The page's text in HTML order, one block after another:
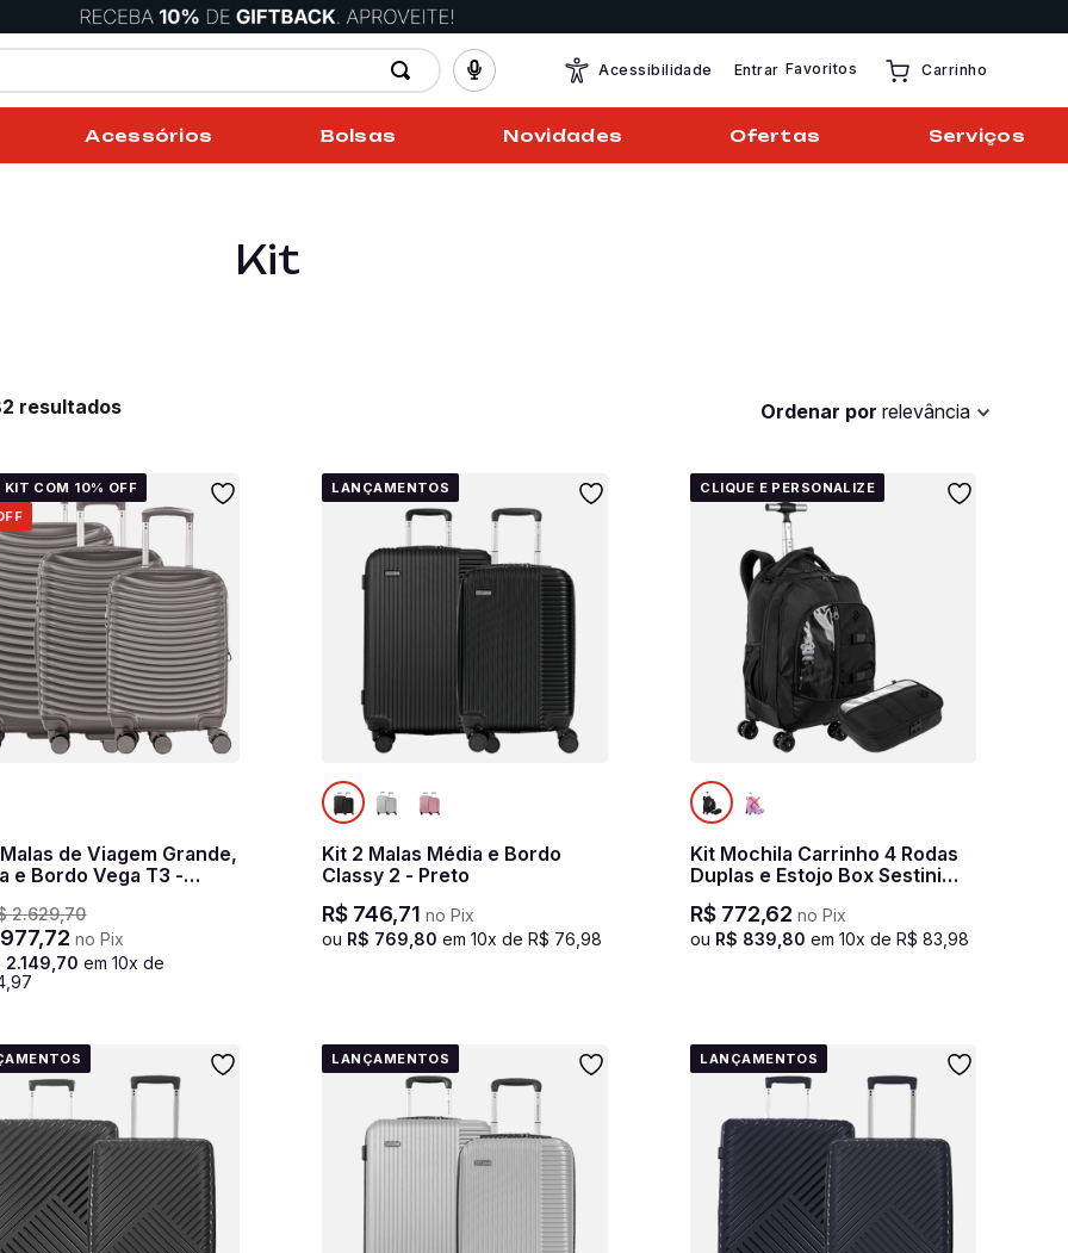
Acessibilidade Entrar Favoritos Carrinho
Acessórios Bolsas Novidades Ofertas Serviços
Kit
Ordenar por relevância
KIT COM 10% OFF
de Viagem Grande,
e Bordo Vega T3 -
2.629,70
977,72 no Pix
2.149 70 em10x de
,97
LANÇAMENTOS
Kit 2 Malas Média e Bordo
Classy 2 - Preto
R$ 746,71 no Pix
ou R$ 769 80 em10x deR$ 76 ,98
CLIQUE E PERSONALIZE
Kit Mochila Carrinho 4 Rodas
Duplas e Estojo Box Sestini
Studio- Preto
R$ 772,62 no Pix
ou R$ 839 80 em10x deR$ 83 ,98
LANÇAMENTOS LANÇAMENTOS